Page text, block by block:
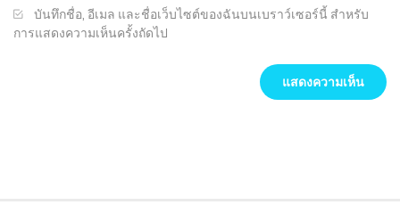
บันทึกชื่อ, อีเมล และชื่อเว็บไซต์ของฉันบนเบราว์เซอร์นี้ สำหรับ
การแสดงความเห็นครั้งถัดไป